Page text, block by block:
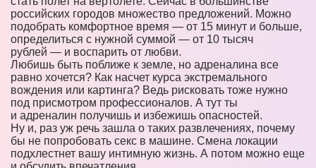
российских городов множество предложений. Можно
подобрать комфортное время — от 15 минут и больше,
определиться с нужной суммой — от 10 тысяч
рублей — и воспарить от любви.
Любишь быть поближе к земле, но адреналина все
равно хочется? Как насчет курса экстремального
вождения или картинга? Ведь рисковать тоже нужно
под присмотром профессионалов. А тут ты
и адреналин получишь и избежишь опасностей.
Ну и, раз уж речь зашла о таких развлечениях, почему
бы не попробовать секс в машине. Смена локации
подхлестнет вашу интимную жизнь. А потом можно еще